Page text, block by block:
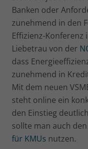
Banken oder
zunehmend in den
Effizienz-Konferenz
Liebetrau von der
dass
zunehmend in
Mit dem neuen
steht online ein
den Einstieg
sollte man auch
für KMUs nutzen.